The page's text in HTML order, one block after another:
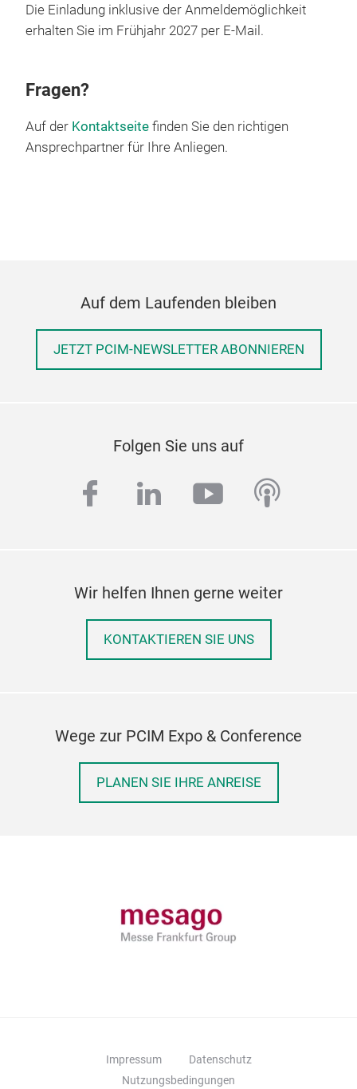
Die Einladung inklusive der Anmeldemöglichkeit
erhalten Sie im Frühjahr 2027 per E-Mail.
Fragen?
Auf der Kontaktseite finden Sie den richtigen
Ansprechpartner für Ihre Anliegen.
Auf dem Laufenden bleiben
JETZT PCIM-NEWSLETTER ABONNIEREN
Folgen Sie uns auf
facebook
linkedinyoutube
Wir helfen Ihnen gerne weiter
KONTAKTIEREN SIE UNS
Wege zur PCIM Expo & Conference
PLANEN SIE IHRE ANREISE
Impressum
Datenschutz
Nutzungsbedingungen